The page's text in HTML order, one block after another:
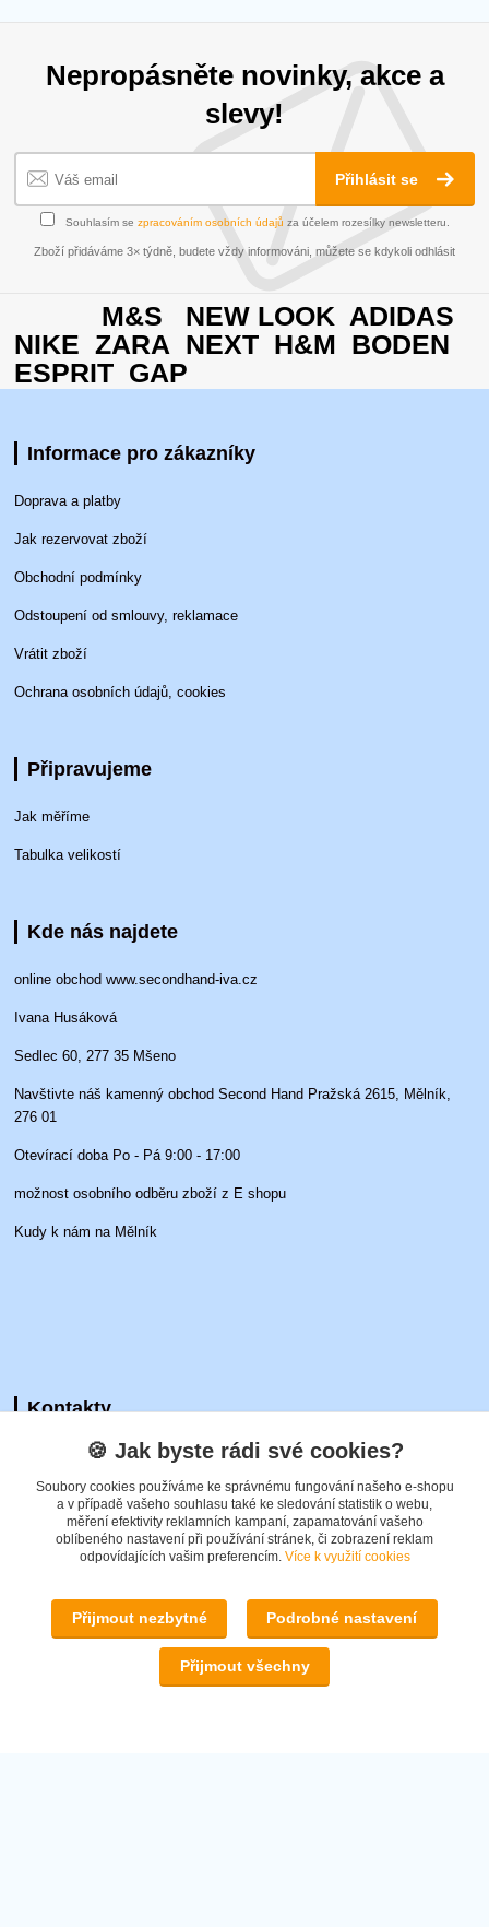
Nepropásněte novinky, akce a
slevy!
Přihlásit se
Souhlasím se zpracováním osobních údajů za účelem rozesílky newsletteru.
Zboží přidáváme 3× týdně, budete vždy informováni, můžete se kdykoli odhlásit
M&S NEW LOOK ADIDAS
NIKE ZARA NEXT H&M BODEN
ESPRIT GAP
Informace pro zákazníky
Doprava a platby
Jak rezervovat zboží
Obchodní podmínky
Odstoupení od smlouvy, reklamace
Vrátit zboží
Ochrana osobních údajů, cookies
Připravujeme
Jak měříme
Tabulka velikostí
Kde nás najdete
online obchod www.secondhand-iva.cz
Ivana Husáková
Sedlec 60, 277 35 Mšeno
Navštivte náš kamenný obchod Second Hand Pražská 2615, Mělník,
276 01
Otevírací doba Po - Pá 9:00 - 17:00
možnost osobního odběru zboží z E shopu
Kudy k nám na Mělník
Kontakty
www.secondhand-iva.cz
+420 315 695 684
(Po-Pá, 9-17 hod.)
info@secondhand-iva.cz
🍪 Jak byste rádi své cookies?
Soubory cookies používáme ke správnému fungování našeho e-shopu
a v případě vašeho souhlasu také ke sledování statistik o webu,
měření efektivity reklamních kampaní, zapamatování vašeho
oblíbeného nastavení při používání stránek, či zobrazení reklam
odpovídajících vašim preferencím. Více k využití cookies
Přijmout nezbytné Podrobné nastavení
Přijmout všechny